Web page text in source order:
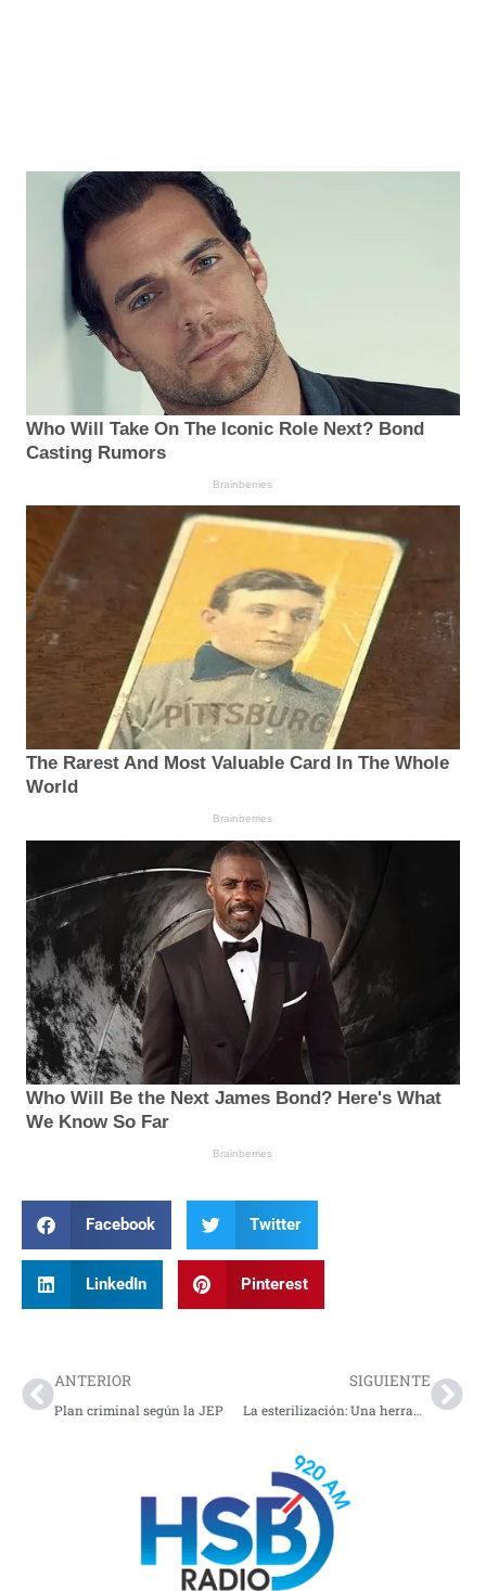
Facebook Twitter
LinkedIn Pinterest
ANTERIOR
Plan criminal según la JEP
SIGUIENTE
La esterilización: Una herramienta para reducir la población de gatos en Colombia